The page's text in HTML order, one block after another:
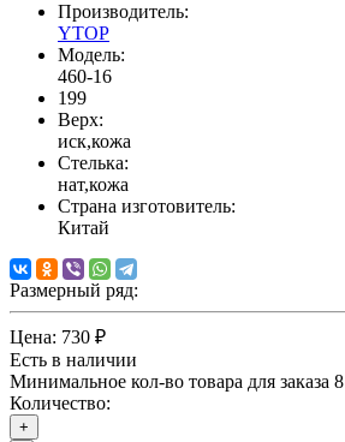
Производитель:
YTOP
Модель:
460-16
199
Верх:
иск,кожа
Стелька:
нат,кожа
Страна изготовитель:
Китай
Размерный ряд:
Цена: 730 ₽
Есть в наличии
Минимальное кол-во товара для заказа 8
Количество:
+